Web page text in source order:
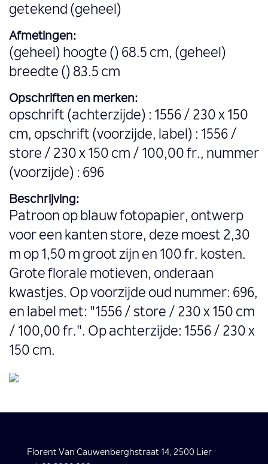
getekend (geheel)
Afmetingen:
(geheel) hoogte () 68.5 cm, (geheel)
breedte () 83.5 cm
Opschriften en merken:
opschrift (achterzijde) : 1556 / 230 x 150
cm, opschrift (voorzijde, label) : 1556 /
store / 230 x 150 cm / 100,00 fr., nummer
(voorzijde) : 696
Beschrijving:
Patroon op blauw fotopapier, ontwerp
voor een kanten store, deze moest 2,30
m op 1,50 m groot zijn en 100 fr. kosten.
Grote florale motieven, onderaan
kwastjes. Op voorzijde oud nummer: 696,
en label met: "1556 / store / 230 x 150 cm
/ 100,00 fr.". Op achterzijde: 1556 / 230 x
150 cm.
Florent Van Cauwenberghstraat 14, 2500 Lier